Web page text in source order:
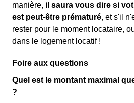
manière, il saura vous dire si
est peut-être prématuré, et s'il
rester pour le moment locataire,
dans le logement locatif !
Foire aux questions
Quel est le montant maximal
?